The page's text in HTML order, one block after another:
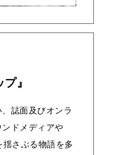
』
誌面及びオンラ
ドメディアや
さぶる物語を多